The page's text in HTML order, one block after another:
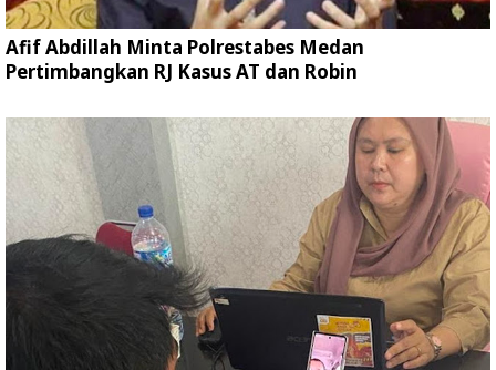
Afif Abdillah Minta Polrestabes Medan
Pertimbangkan RJ Kasus AT dan Robin